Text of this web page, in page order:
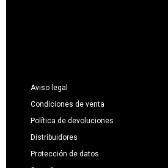
Aviso legal
Condiciones de venta
Política de devoluciones
Distribuidores
Protección de datos